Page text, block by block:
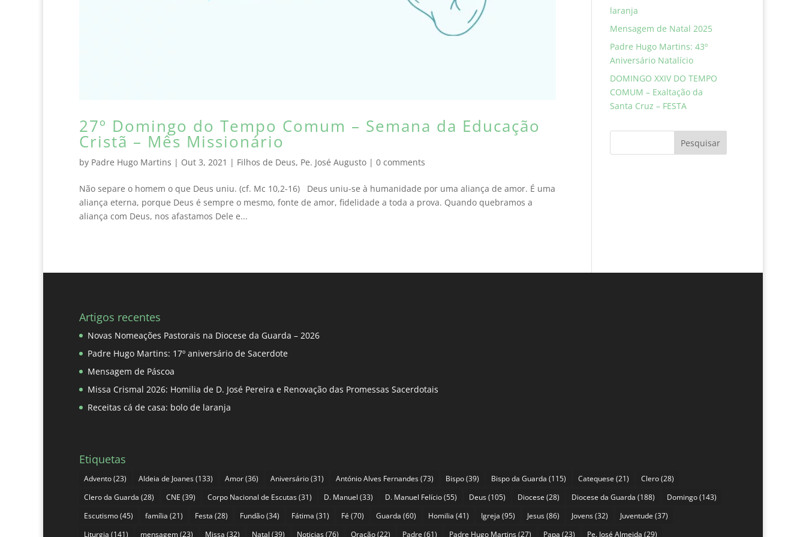
27º Domingo do Tempo Comum – Semana da Educação
Cristã – Mês Missionário
by Padre Hugo Martins | Out 3, 2021 | Filhos de Deus, Pe. José Augusto | 0 comments
Não separe o homem o que Deus uniu. (cf. Mc 10,2-16) Deus uniu-se à humanidade por uma aliança de amor. É uma
aliança eterna, porque Deus é sempre o mesmo, fonte de amor, fidelidade a toda a prova. Quando quebramos a
aliança com Deus, nos afastamos Dele e...
laranja
Mensagem de Natal 2025
Padre Hugo Martins: 43º
Aniversário Natalício
DOMINGO XXIV DO TEMPO
COMUM – Exaltação da
Santa Cruz – FESTA
Pesquisar
Artigos recentes
Novas Nomeações Pastorais na Diocese da Guarda – 2026
Padre Hugo Martins: 17º aniversário de Sacerdote
Mensagem de Páscoa
Missa Crismal 2026: Homilia de D. José Pereira e Renovação das Promessas Sacerdotais
Receitas cá de casa: bolo de laranja
Etiquetas
Advento(23) Aldeia de Joanes(133) Amor(36) Aniversário(31) António Alves Fernandes(73) Bispo(39) Bispo da Guarda (115) Catequese (21) Clero(28)
Clero da Guarda (28) CNE (39) Corpo Nacional de Escutas(31) D. Manuel (33) D. Manuel Felício(55) Deus(105) Diocese (28) Diocese da Guarda (188) Domingo(143)
Escutismo(45) família (21) Festa (28) Fundão(34) Fátima (31) Fé (70) Guarda (60) Homilia (41) Igreja (95) Jesus(86) Jovens(32) Juventude (37)
Liturgia (141) mensagem(23) Missa (32) Natal (39) Noticias(76) Oração(22) Padre (61) Padre Hugo Martins(27) Papa (23) Pe. José Almeida (29)